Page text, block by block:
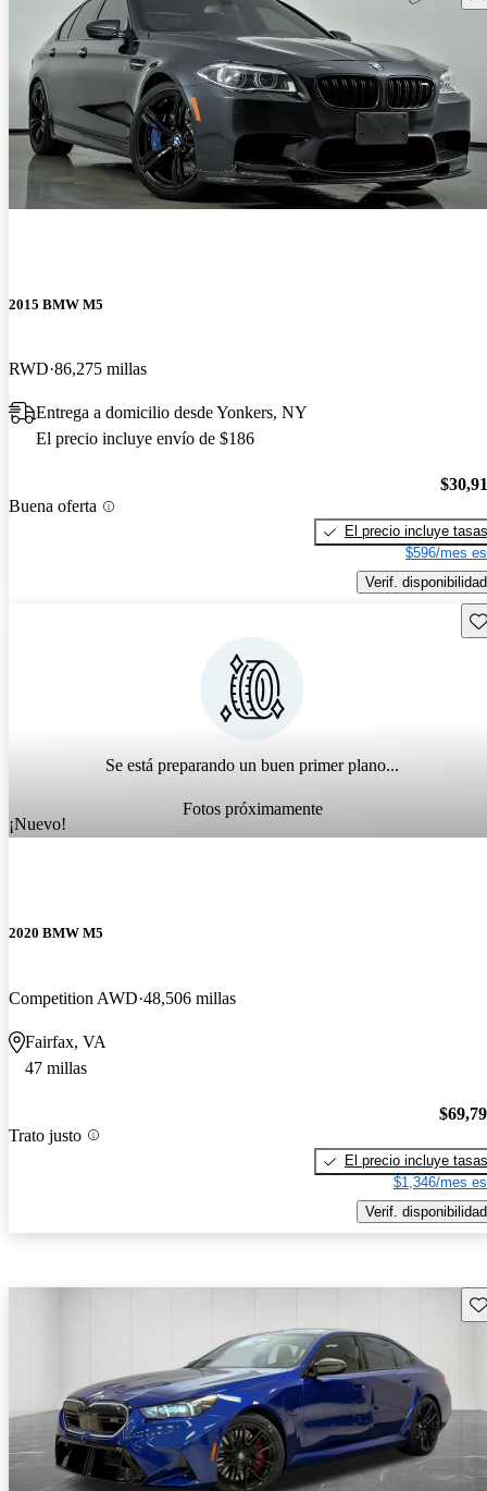
2015 BMW M5
RWD 86,275 millas
Entrega a domicilio desde Yonkers, NY
El precio incluye envío de $186
Buena oferta
El precio incluye tasas
$596/mes
Verif. disponibilidad
Se está preparando un buen primer plano...
Fotos próximamente
¡Nuevo!
2020 BMW M5
Competition AWD 48,506 millas
Fairfax, VA
47 millas
Trato justo
El precio incluye tasas
$1,346/mes
Verif. disponibilidad